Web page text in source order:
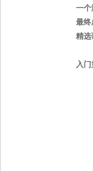
一个
最终
精选
入